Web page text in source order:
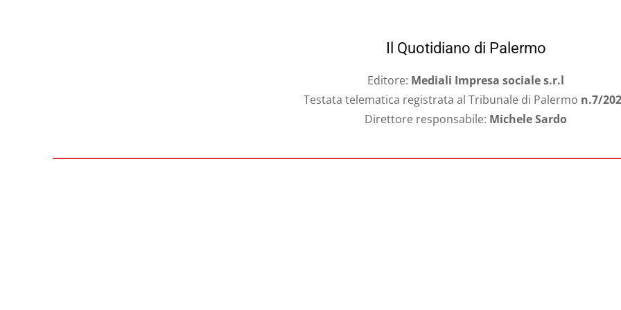
Il Quotidiano di Palermo
Editore: Mediali Impresa sociale s.r.l
Testata telematica registrata al Tribunale di Palermo n.7/
Direttore responsabile: Michele Sardo